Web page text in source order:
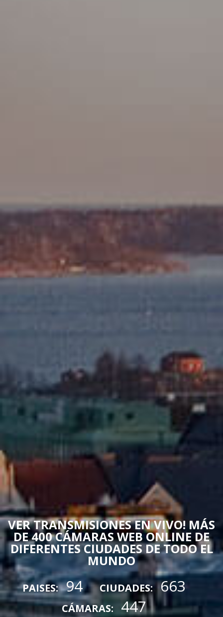
VER TRANSMISIONES EN VIVO! MÁS
DE 400 CÁMARAS WEB ONLINE DE
DIFERENTES CIUDADES DE TODO EL
MUNDO
PAISES: 94 CIUDADES: 663
CÁMARAS: 447